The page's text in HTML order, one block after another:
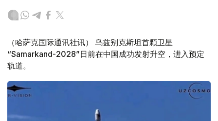
（哈萨克国际通讯社讯） 乌兹别克斯坦首颗卫星
“Samarkand-2028”日前在中国成功发射升空，进入预定
轨道。